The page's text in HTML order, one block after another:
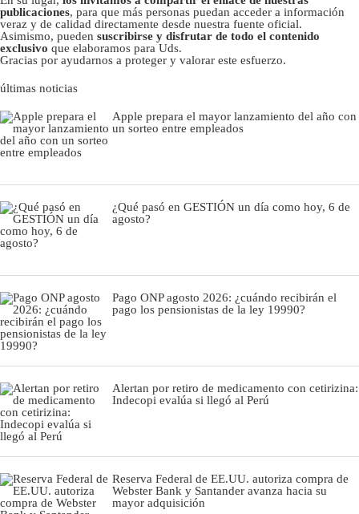
publicaciones, para que más personas puedan acceder a información
veraz y de calidad directamente desde nuestra fuente oficial.
Asimismo, pueden suscribirse y disfrutar de todo el contenido
exclusivo que elaboramos para Uds.
Gracias por ayudarnos a proteger y valorar este esfuerzo.
últimas noticias
Apple prepara el mayor lanzamiento del año con
un sorteo entre empleados
¿Qué pasó en GESTIÓN un día como hoy, 6 de
agosto?
Pago ONP agosto 2026: ¿cuándo recibirán el
pago los pensionistas de la ley 19990?
Alertan por retiro de medicamento con cetirizina:
Indecopi evalúa si llegó al Perú
Reserva Federal de EE.UU. autoriza compra de
Webster Bank y Santander avanza hacia su
mayor adquisición